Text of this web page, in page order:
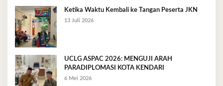
Ketika Waktu Kembali ke Tangan Peserta JKN
13 Juli 2026
UCLG ASPAC 2026: MENGUJI ARAH
PARADIPLOMASI KOTA KENDARI
6 Mei 2026